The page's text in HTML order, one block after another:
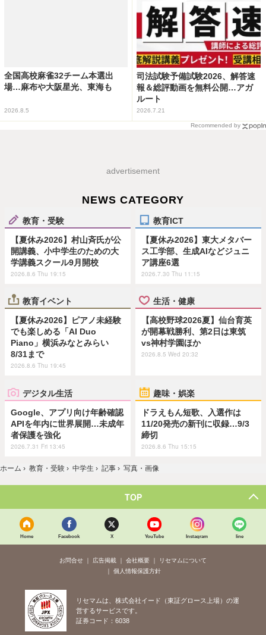
全国高校麻雀32チーム本選出
場…麻布や大阪星光、東海も
2026.8.5
司法試験予備試験2026、解答速
報＆総評動画を無料公開…アガ
ルート
2026.7.21
Recommended by
advertisement
NEWS CATEGORY
教育・受験
【夏休み2026】村山斉氏が公
開講義、小中学生のための大
学講義スクール9月開校
2026.8.6 Thu 19:15
教育ICT
【夏休み2026】東大メタバー
ス工学部、生成AIなどジュニ
ア講座6選
2026.7.30 Thu 11:15
教育イベント
【夏休み2026】ピアノ未経験
でも楽しめる「AI Duo
Piano」横浜みなとみらい
8/31まで
2026.8.6 Thu 19:45
生活・健康
【高校野球2026夏】仙台育英
が開幕戦勝利、第2日は東筑
vs神村学園ほか
2026.8.5 Wed 20:32
デジタル生活
Google、アプリ向け年齢確認
APIを年内に世界展開…未成年
者保護を強化
2026.7.31 Fri 13:45
趣味・娯楽
ドラえもん短歌、入選作は
11/20発売の新刊に収録…9/3
締切
2026.8.6 Thu 15:15
ホーム › 教育・受験 › 中学生 › 記事 › 写真・画像
TOP
Home Facebook X YouTube Instagram line
お問合せ 広告掲載 会社概要
リセマムについて
個人情報保護方針
リセマムは、株式会社イード（東証グロース上場）の運
営するサービスです。
証券コード：6038